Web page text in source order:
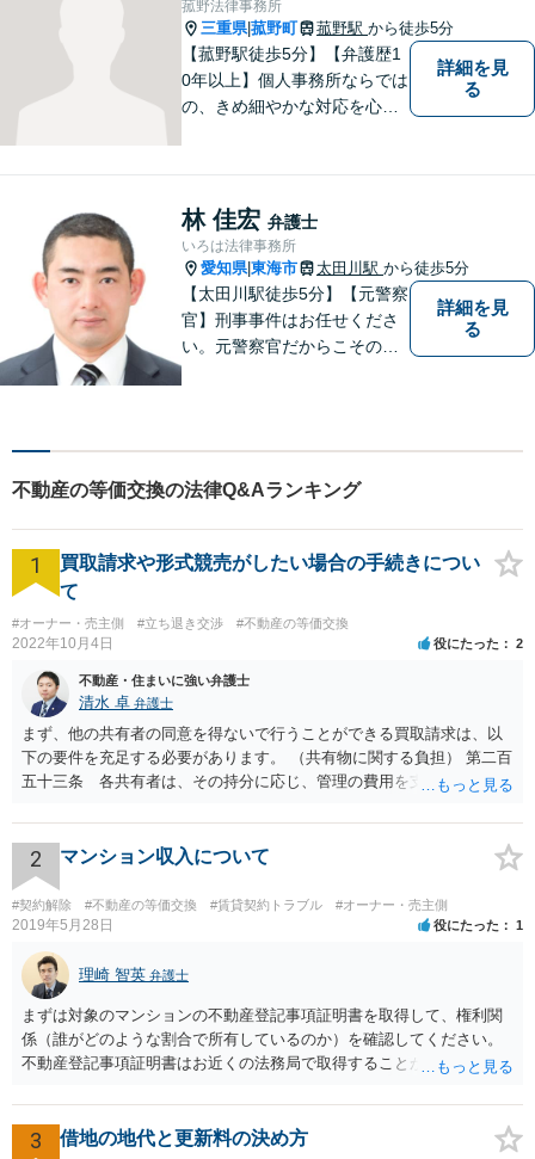
しょう。
菰野法律事務所
三重県|菰野町 菰野駅 から徒歩5分
【菰野駅徒歩5分】【弁護歴1
0年以上】個人事務所ならでは
の、きめ細やかな対応を心が
行います！【完全個室】
詳細を見
る
林 佳宏 弁護士
いろは法律事務所
愛知県|東海市 太田川駅 から徒歩5分
【太田川駅徒歩5分】【元警察
官】刑事事件はお任せくださ
い。元警察官だからこその視
ることはございません。元警
察官の経験を活かした交通事
故事案対応もいたします。
詳細を見
る
不動産の等価交換の法律Q&Aランキング
1
買取請求や形式競売がしたい場合の手続きについ
て
#オーナー・売主側 #立ち退き交渉 #不動産の等価交換
2022年10月4日 役にたった 2
不動産・住まいに強い弁護士
清水 卓 弁護士
まず、他の共有者の同意を得ないで行うことができる買取請求は、以
下の要件を充足する必要があります。 （共有物に関する負担） 第二百
五十三条 各共有者は、その持分に応じ、管理の費用を支払い、その
履行しないときは、他の共有者は、相当の償金を支払ってその者の持
分を取得することができる。 次に、共有物分割請求訴訟を提起した
場合、他の共有者と和解ができれば、その和解内容に基づき解決とな
り、和解ができなければ、判決による解決となります。 ただ、判決
による解決の場合も、ご事案に応じて分割の仕方などバリエーション
がいくつかあるため、一度、弁護士に直接相談し、アドバイスを受け
てみることもご検討下さい。
2 マンション収入について
#契約解除 #不動産の等価交換 #賃貸契約トラブル #オーナー・売主側
2019年5月28日 役にたった 1
理崎 智英 弁護士
まずは対象のマンションの不動産登記事項証明書を取得して、権利関
係（誰がどのような割合で所有しているのか）を確認してください。
不動産登記事項証明書はお近くの法務局で取得することが出来ます。
てたつをさんは権利をもっているので、相続分に応じた賃料収入をも
らう権利があります。
3 借地の地代と更新料の決め方